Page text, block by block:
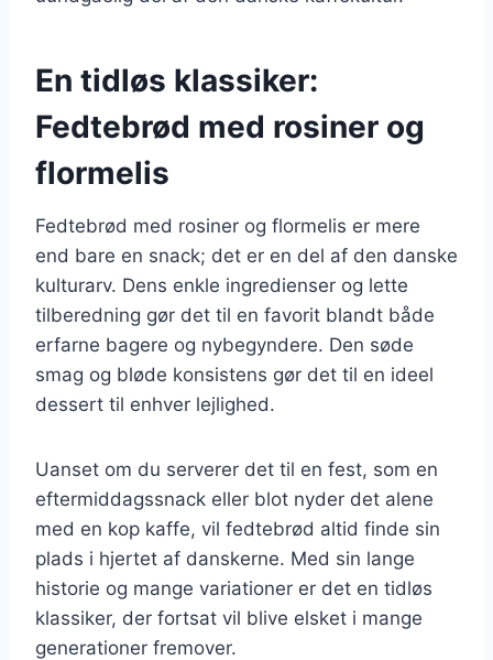
En tidløs klassiker:
Fedtebrød med rosiner og
flormelis
Fedtebrød med rosiner og flormelis er mere
end bare en snack; det er en del af den danske
kulturarv. Dens enkle ingredienser og lette
tilberedning gør det til en favorit blandt både
erfarne bagere og nybegyndere. Den søde
smag og bløde konsistens gør det til en ideel
dessert til enhver lejlighed.
Uanset om du serverer det til en fest, som en
eftermiddagssnack eller blot nyder det alene
med en kop kaffe, vil fedtebrød altid finde sin
plads i hjertet af danskerne. Med sin lange
historie og mange variationer er det en tidløs
klassiker, der fortsat vil blive elsket i mange
generationer fremover.